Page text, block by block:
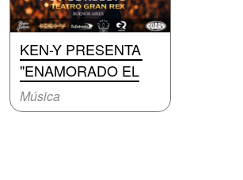
KEN-Y PRESENTA
"ENAMORADO EL
Música